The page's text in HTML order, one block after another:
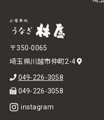
〒350-0065
埼玉県川越市仲町2-4
049-226-3058
049-226-3058
instagram